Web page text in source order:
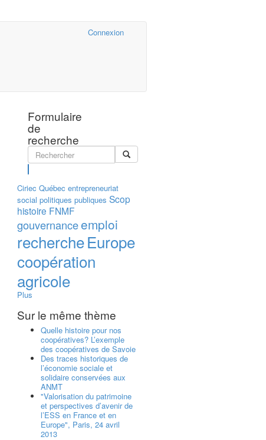
Connexion
Formulaire
de
recherche
Ciriec Québec entrepreneuriat
social politiques publiques Scop
histoire FNMF
gouvernanceemploi
rechercheEurope
coopération
agricole
Plus
Sur le même thème
Quelle histoire pour nos
coopératives? L’exemple
des coopératives de Savoie
Des traces historiques de
l’économie sociale et
solidaire conservées aux
ANMT
"Valorisation du patrimoine
et perspectives d’avenir de
l’ESS en France et en
Europe", Paris, 24 avril
2013